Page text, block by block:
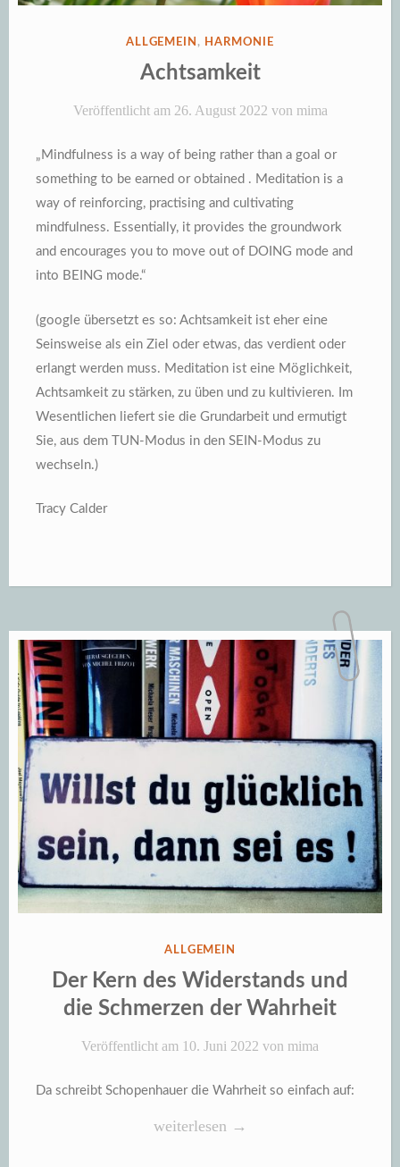
VERÖFFENTLICHT
ALLGEMEIN , HARMONIE
Achtsamkeit
Veröffentlicht am 26. August 2022 von mima
„Mindfulness is a way of being rather than a goal or
something to be earned or obtained . Meditation is a
way of reinforcing, practising and cultivating
mindfulness. Essentially, it provides the groundwork
and encourages you to move out of DOING mode and
into BEING mode.“
(google übersetzt es so: Achtsamkeit ist eher eine
Seinsweise als ein Ziel oder etwas, das verdient oder
erlangt werden muss. Meditation ist eine Möglichkeit,
Achtsamkeit zu stärken, zu üben und zu kultivieren. Im
Wesentlichen liefert sie die Grundarbeit und ermutigt
Sie, aus dem TUN-Modus in den SEIN-Modus zu
wechseln.)
Tracy Calder
VERÖFFENTLICHT
ALLGEMEIN
Der Kern des Widerstands und
die Schmerzen der Wahrheit
Veröffentlicht am 10. Juni 2022 von mima
Da schreibt Schopenhauer die Wahrheit so einfach auf:
„Der
weiterlesen →